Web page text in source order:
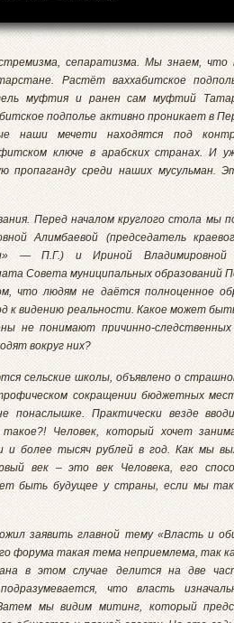
сепаратизма. Мы знаем, что
Растёт ваххабитское
муфтия и ранен сам муфтий
подполье активно проникает в
наши мечети находятся под
ключе в арабских странах. И
пропаганду среди наших мусульман.
Перед началом круглого стола мы
Алимбаевой (председатель
— П.Г.) и Ириной Владимировной
Совета муниципальных образований
что людям не даётся полноценное
к видению реальности. Какое может
не понимают причинно-
вокруг них?
сельские школы, объявлено о
сокращении бюджетных
понаслышке. Практически везде
Человек, который хочет
и более тысяч рублей в год. Как мы
век – это век Человека, его
быть будущее у страны, если мы
заявить главной тему «Власть и
форума такая тема неприемлема, так
в этом случае делится на две
что власть
мы видим митинг, который